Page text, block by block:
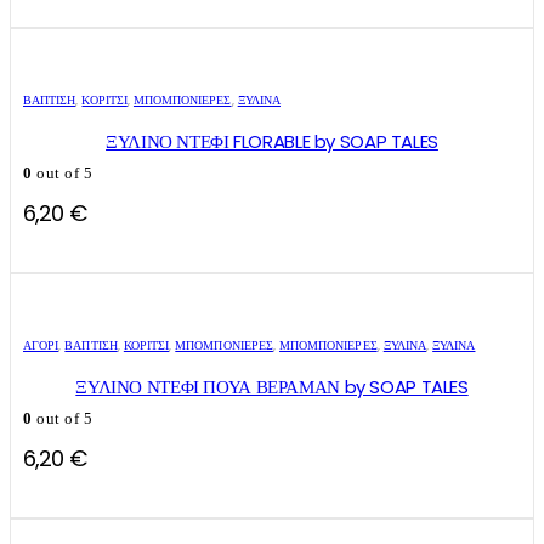
ΒΑΠΤΙΣΗ,ΚΟΡΊΤΣΙ, ΜΠΟΜΠΟΝΙΈΡΕΣ, ΞΎΛΙΝΑ
ΞΥΛΙΝΟ ΝΤΕΦΙ FLORABLE by SOAP TALES
0 out of 5
6,20 €
ΑΓΌΡΙ,ΒΑΠΤΙΣΗ, ΚΟΡΊΤΣΙ,ΜΠΟΜΠΟΝΙΈΡΕΣ,ΜΠΟΜΠΟΝΙΈΡΕΣ, ΞΎΛΙΝΑ,ΞΎΛΙΝΑ
ΞΥΛΙΝΟ ΝΤΕΦΙ ΠΟΥΑ ΒΕΡΑΜΑΝ by SOAP TALES
0 out of 5
6,20 €